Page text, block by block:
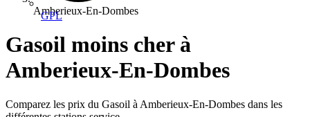
GPL
Amberieux-En-Dombes
Gasoil moins cher à
Amberieux-En-Dombes
Comparez les prix du Gasoil à Amberieux-En-Dombes dans les